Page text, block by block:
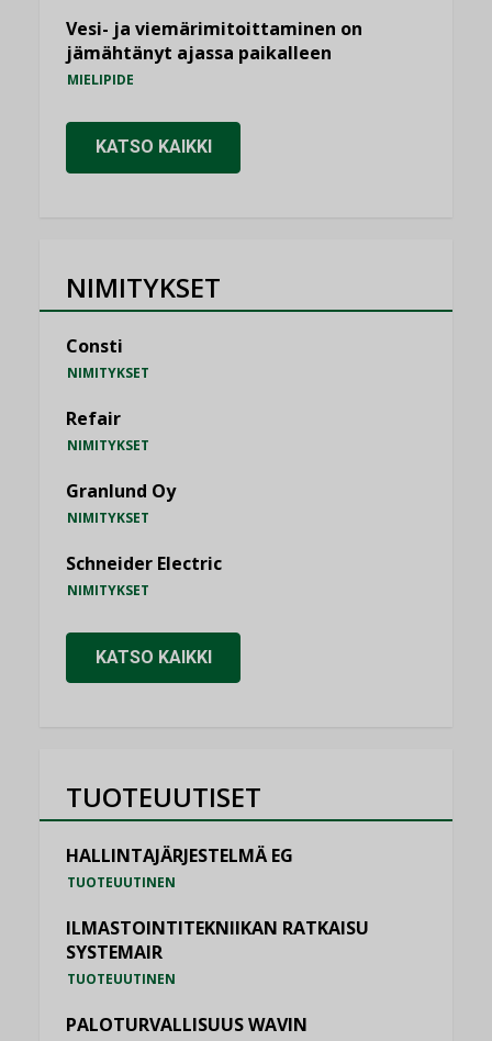
Vesi- ja viemärimitoittaminen on
jämähtänyt ajassa paikalleen
MIELIPIDE
KATSO KAIKKI
NIMITYKSET
Consti
NIMITYKSET
Refair
NIMITYKSET
Granlund Oy
NIMITYKSET
Schneider Electric
NIMITYKSET
KATSO KAIKKI
TUOTEUUTISET
HALLINTAJÄRJESTELMÄ EG
TUOTEUUTINEN
ILMASTOINTITEKNIIKAN RATKAISU
SYSTEMAIR
TUOTEUUTINEN
PALOTURVALLISUUS WAVIN